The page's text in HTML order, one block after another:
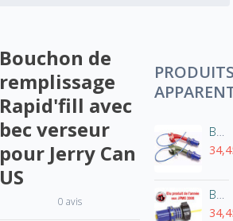
Bouchon de
remplissage
Rapid'fill avec
bec verseur
pour Jerry Can
US
0 avis
Bouchon de remplissage Safety'Fill à coller sur embout de Jerrycan métallique US
Bouchon de remplissage Rapid'fill